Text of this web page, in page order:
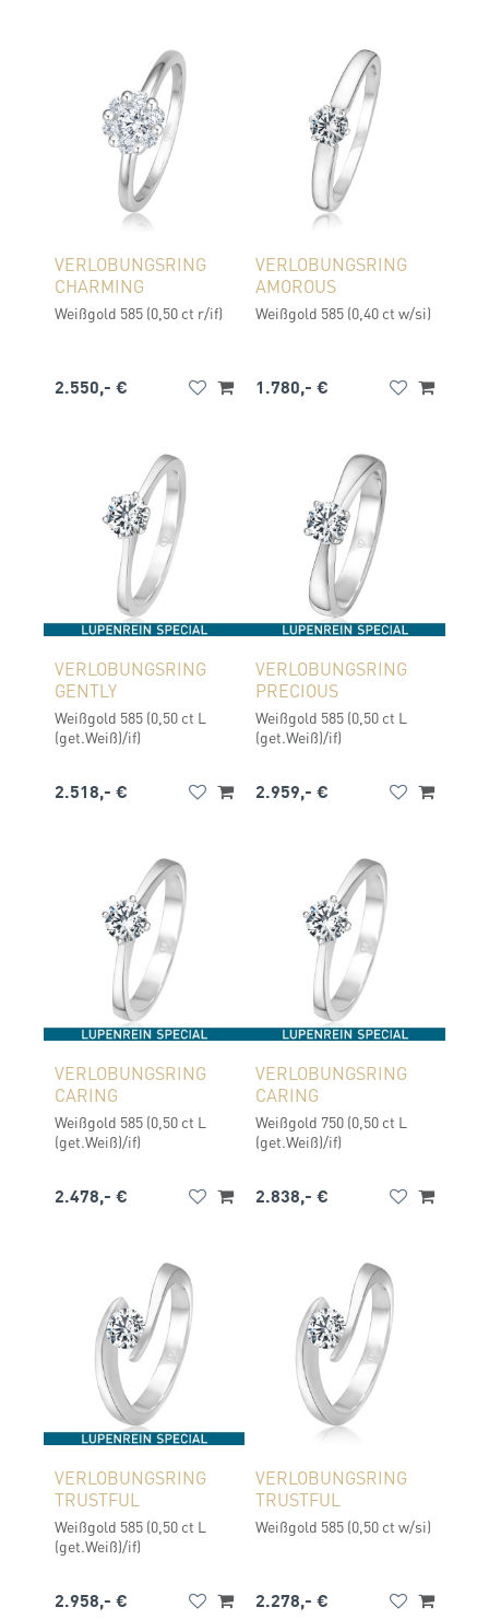
VERLOBUNGSRING
CHARMING
Weißgold 585 (0,50 ct r/if)
2.550,- €
VERLOBUNGSRING
AMOROUS
Weißgold 585 (0,40 ct w/si)
1.780,- €
VERLOBUNGSRING
GENTLY
Weißgold 585 (0,50 ct L
(get.Weiß)/if)
2.518,- €
VERLOBUNGSRING
PRECIOUS
Weißgold 585 (0,50 ct L
(get.Weiß)/if)
2.959,- €
VERLOBUNGSRING
CARING
Weißgold 585 (0,50 ct L
(get.Weiß)/if)
2.478,- €
VERLOBUNGSRING
CARING
Weißgold 750 (0,50 ct L
(get.Weiß)/if)
2.838,- €
VERLOBUNGSRING
TRUSTFUL
Weißgold 585 (0,50 ct L
(get.Weiß)/if)
2.958,- €
VERLOBUNGSRING
TRUSTFUL
Weißgold 585 (0,50 ct w/si)
2.278,- €